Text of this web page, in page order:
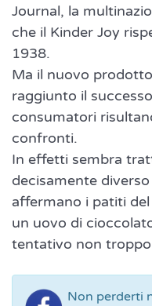
Journal, la
che il Kinder Joy
1938.
Ma il nuovo
raggiunto il
consumatori
confronti.
In effetti sembra
decisamente
affermano i patiti
un uovo di
tentativo non
Non perderti